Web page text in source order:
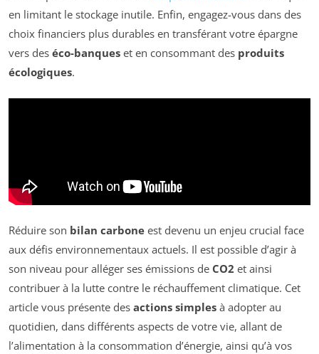
en limitant le stockage inutile. Enfin, engagez-vous dans des
choix financiers plus durables en transférant votre épargne
vers des éco-banques et en consommant des produits
écologiques.
Réduire son bilan carbone est devenu un enjeu crucial face
aux défis environnementaux actuels. Il est possible d’agir à
son niveau pour alléger ses émissions de CO2 et ainsi
contribuer à la lutte contre le réchauffement climatique. Cet
article vous présente des actions simples à adopter au
quotidien, dans différents aspects de votre vie, allant de
l’alimentation à la consommation d’énergie, ainsi qu’à vos